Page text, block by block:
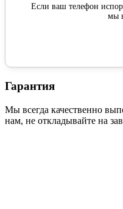
Если ваш телефон
мы
Гарантия
Мы всегда качественно
нам, не откладывайте на